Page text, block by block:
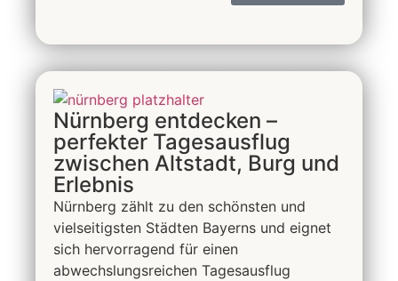
Nürnberg entdecken –
perfekter Tagesausflug
zwischen Altstadt, Burg und
Erlebnis
Nürnberg zählt zu den schönsten und
vielseitigsten Städten Bayerns und eignet
sich hervorragend für einen
abwechslungsreichen Tagesausflug